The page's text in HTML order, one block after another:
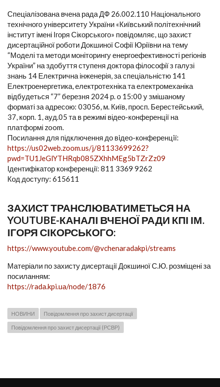
Спеціалізована вчена рада ДФ 26.002.110 Національного
технічного університету України «Київський політехнічний
інститут імені Ігоря Сікорського» повідомляє, що захист
дисертаційної роботи Докшиної Софії Юріївни на тему
“Моделі та методи моніторингу енергоефективності регіонів
України” на здобуття ступеня доктора філософії з галузі
знань 14 Електрична інженерія, за спеціальністю 141
Електроенергетика, електротехніка та електромеханіка
відбудеться “7” березня 2024 р. о 15:00 у змішаному
форматі за адресою: 03056, м. Київ, просп. Берестейський,
37, корп. 1, ауд.05 та в режимі відео-конференції на
платформі zoom.
Посилання для підключення до вiдео-конференцiї:
https://us02web.zoom.us/j/81133699262?
pwd=TU1JeGlYTHRqb085ZXhhMEg5bTZrZz09
Ідентифікатор конференції: 811 3369 9262
Код доступу: 615611
ЗАХИСТ ТРАНСЛЮВАТИМЕТЬСЯ НА
YOUTUBE-КАНАЛІ ВЧЕНОЇ РАДИ КПІ ІМ.
ІГОРЯ СІКОРСЬКОГО:
https://www.youtube.com/@vchenaradakpi/streams
Матеріали по захисту дисертації Докшиної С.Ю. розміщені за
посиланням:
https://rada.kpi.ua/node/1876
НОВИНИ Повідомлення про захист дисертації
Повідомлення про захист дисертації (РСВР)